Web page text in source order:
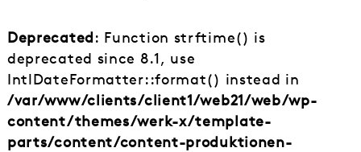
Deprecated: Function strftime() is
deprecated since 8.1, use
IntlDateFormatter::format() instead in
/var/www/clients/client1/web21/web/wp-
content/themes/werk-x/template-
parts/content/content-produktionen-